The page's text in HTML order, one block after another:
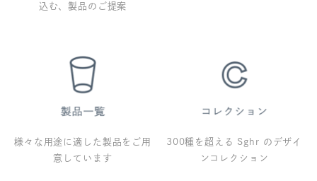
込む、製品のご提案
様々な用途に適した製品をご用
意しています
300種を超える Sghr のデザイ
ンコレクション